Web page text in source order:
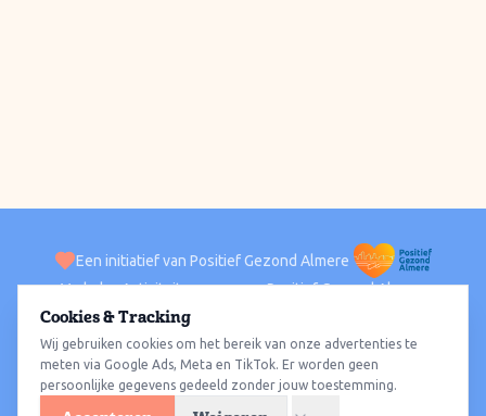
Een initiatief van Positief Gezond Almere
VerhalenActiviteiten Positief Gezond Almere
ACTIVITEITEN PER WIJK
Alle wijkenAlmere HavenAlmere StadAlmere BuitenAlmere Poort
Almere HoutAlmere OosterwoldWat te doen
Cookies & Tracking
Wij gebruiken cookies om het bereik van onze advertenties te
meten via Google Ads, Meta en TikTok. Er worden geen
persoonlijke gegevens gedeeld zonder jouw toestemming.